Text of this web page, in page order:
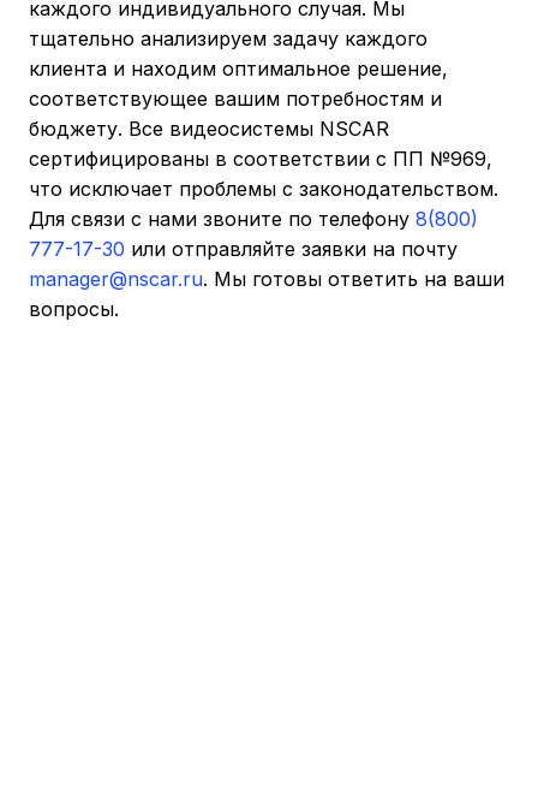
каждого индивидуального случая. Мы
тщательно анализируем задачу каждого
клиента и находим оптимальное решение,
соответствующее вашим потребностям и
бюджету. Все видеосистемы NSCAR
сертифицированы в соответствии с ПП №969,
что исключает проблемы с законодательством.
Для связи с нами звоните по телефону 8(800)
777-17-30 или отправляйте заявки на почту
manager@nscar.ru. Мы готовы ответить на ваши
вопросы.